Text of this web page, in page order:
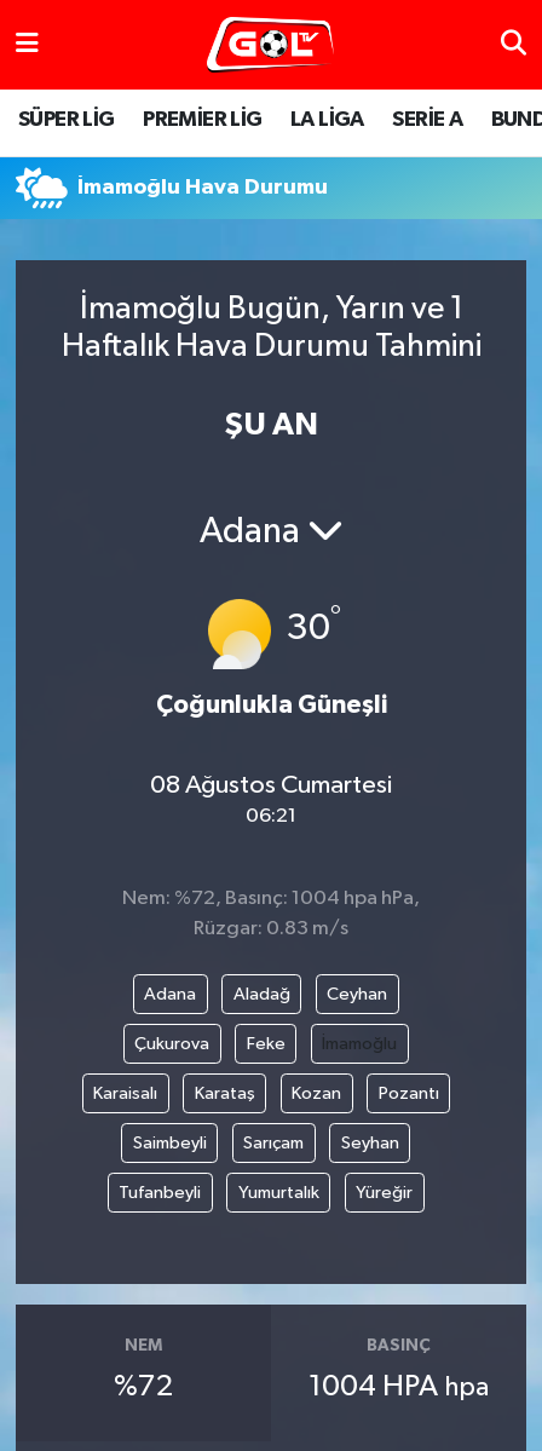
SÜPER LİG PREMİER LİG LA LİGA SERİE A
İmamoğlu Hava Durumu
İmamoğlu Bugün, Yarın ve 1
Haftalık Hava Durumu Tahmini
ŞU AN
Adana
30°
Çoğunlukla Güneşli
08 Ağustos Cumartesi
06:21
Nem: %72, Basınç: 1004 hpa hPa,
Rüzgar: 0.83 m/s
Adana Aladağ Ceyhan
Çukurova Feke İmamoğlu
Karaisalı Karataş Kozan Pozantı
Saimbeyli Sarıçam Seyhan
Tufanbeyli Yumurtalık Yüreğir
NEM
%72
BASINÇ
1004 HPA hpa